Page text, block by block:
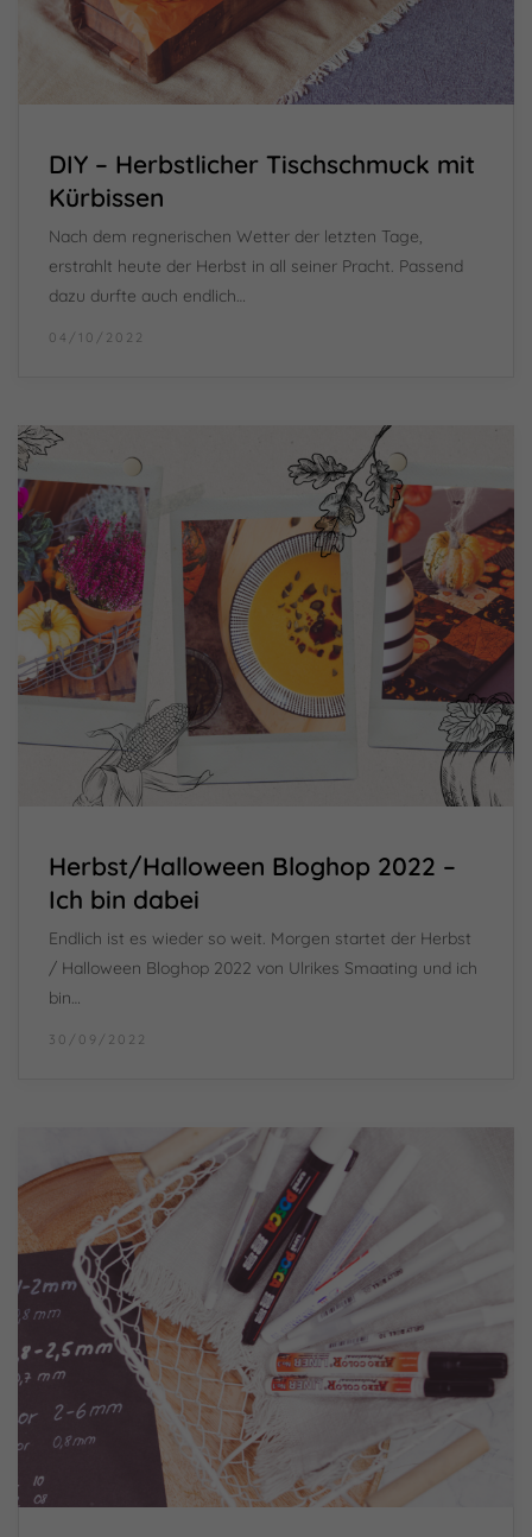
DIY – Herbstlicher Tischschmuck mit
Kürbissen
Nach dem regnerischen Wetter der letzten Tage,
erstrahlt heute der Herbst in all seiner Pracht. Passend
dazu durfte auch endlich…
04/10/2022
Herbst/Halloween Bloghop 2022 –
Ich bin dabei
Endlich ist es wieder so weit. Morgen startet der Herbst
/ Halloween Bloghop 2022 von Ulrikes Smaating und ich
bin…
30/09/2022